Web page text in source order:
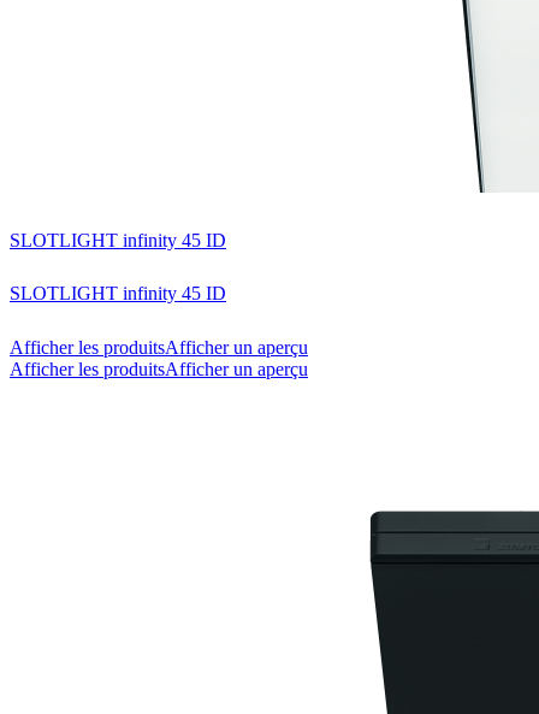
SLOTLIGHT infinity 45 ID
SLOTLIGHT infinity 45 ID
Afficher les produitsAfficher un aperçu
Afficher les produitsAfficher un aperçu